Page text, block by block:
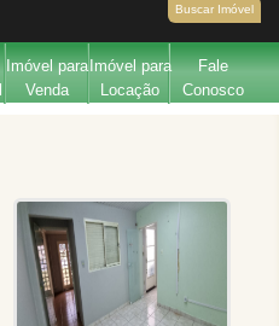
Buscar Imóvel
Imóvel para
Venda
Imóvel para
Locação
Fale
Conosco